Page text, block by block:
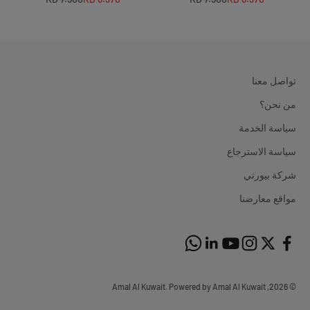
تواصل معنا
من نحن؟
سياسة الخدمة
سياسة الاسترجاع
شركة بيورتي
مواقع معارضنا
© 2026, Amal Al Kuwait. Powered by Amal Al Kuwait